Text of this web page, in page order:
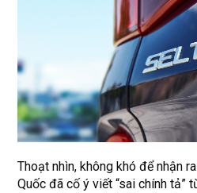
Thoạt nhìn, không khó để nhận
Quốc đã cố ý viết “sai chính tả”